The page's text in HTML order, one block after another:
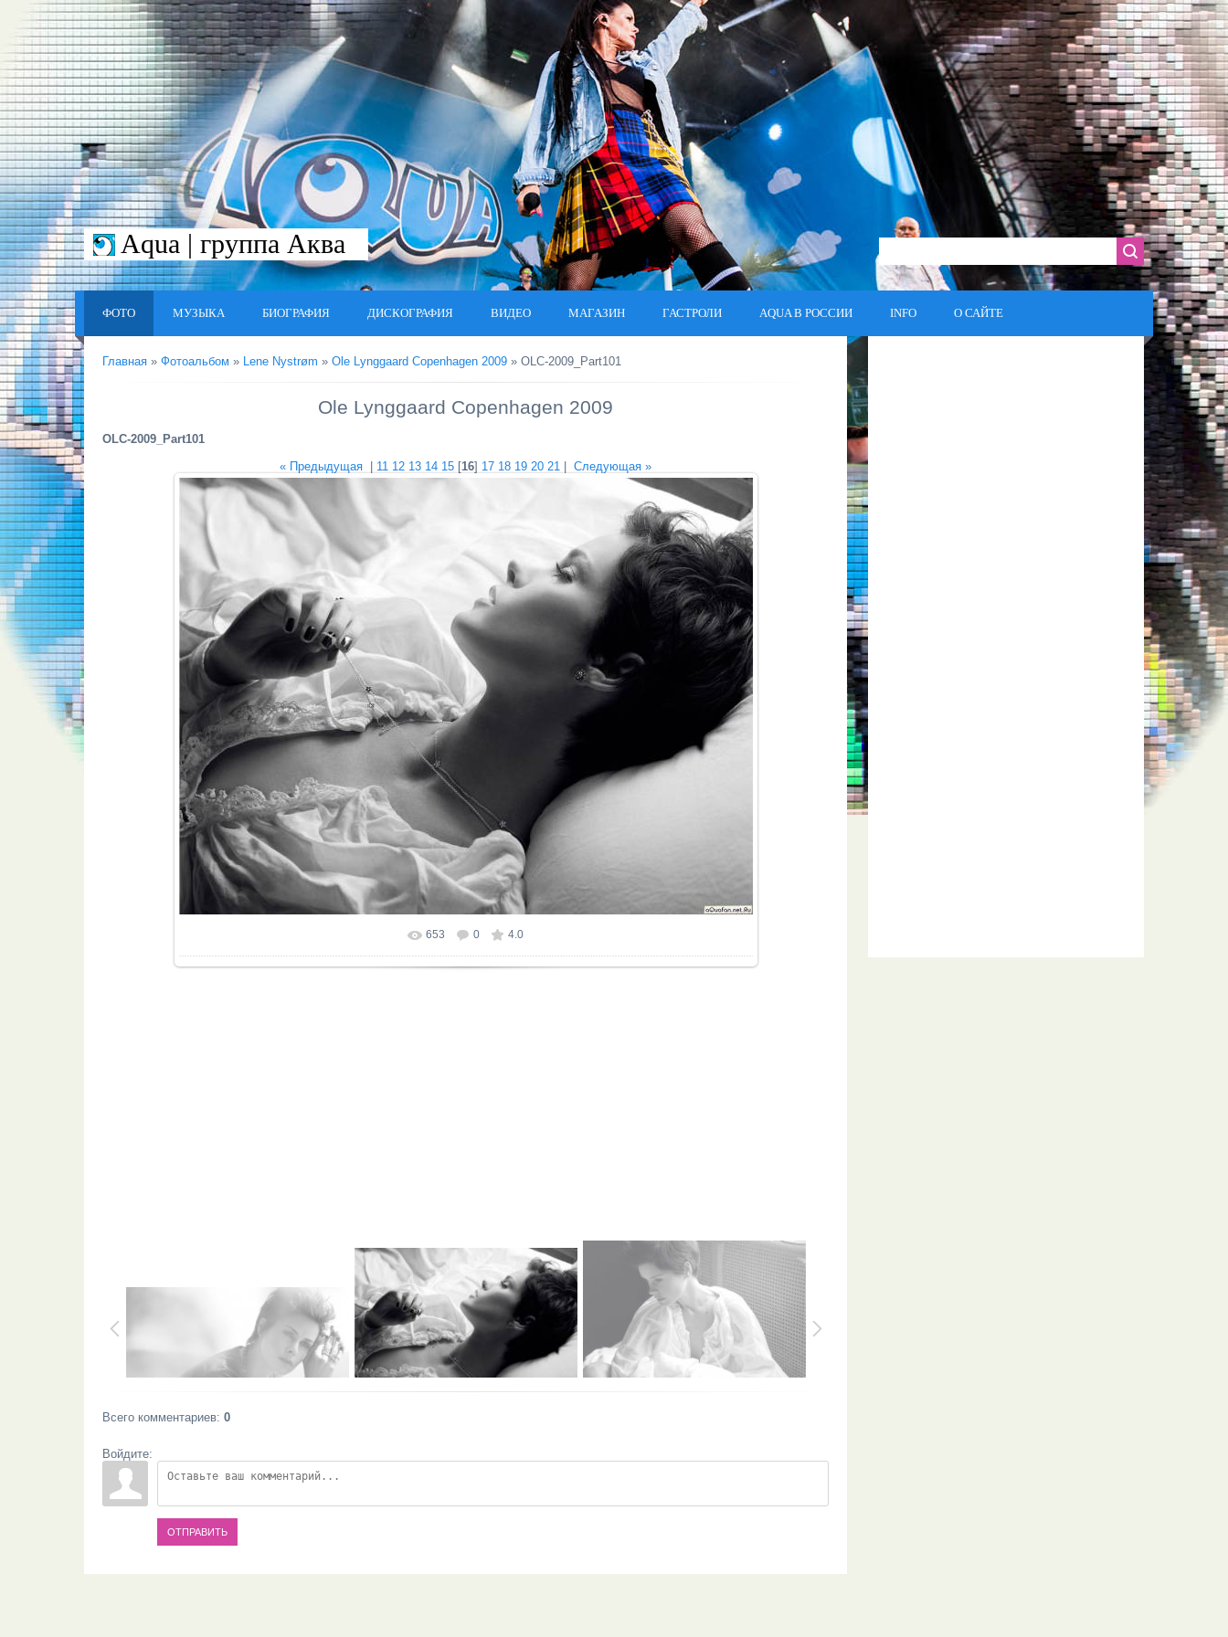
Aqua | группа Аква
ФОТО МУЗЫКА БИОГРАФИЯ ДИСКОГРАФИЯ ВИДЕО МАГАЗИН ГАСТРОЛИ AQUA В РОССИИ INFO О САЙТЕ
Главная » Фотоальбом » Lene Nystrøm » Ole Lynggaard Copenhagen 2009 » OLC-2009_Part101
Ole Lynggaard Copenhagen 2009
OLC-2009_Part101
« Предыдущая
11 12 13 14 15 [16] 17 18 19 20 21 |Следующая »
Размер фотографии: 1627x1240
653 0 4.0
Всего комментариев: 0
Войдите:
ОТПРАВИТЬ